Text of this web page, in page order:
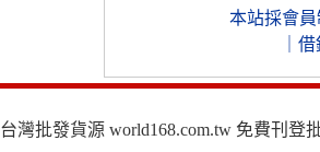
本站採會員
借
台灣批發貨源 world168.com.tw 免費刊登